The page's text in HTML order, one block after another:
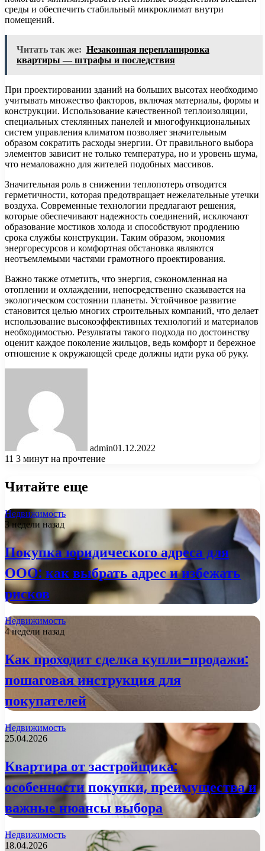
среды и обеспечить стабильный микроклимат внутри
помещений.
Читать так же: Незаконная перепланировка
квартиры — штрафы и последствия
При проектировании зданий на больших высотах необходимо
учитывать множество факторов, включая материалы, формы и
конструкции. Использование качественной теплоизоляции,
специальных стеклянных панелей и многофункциональных
систем управления климатом позволяет значительным
образом сократить расходы энергии. От правильного выбора
элементов зависит не только температура, но и уровень шума,
что немаловажно для жителей подобных массивов.
Значительная роль в снижении теплопотерь отводится
герметичности, которая предотвращает нежелательные утечки
воздуха. Современные технологии предлагают решения,
которые обеспечивают надежность соединений, исключают
образование мостиков холода и способствуют продлению
срока службы конструкции. Таким образом, экономия
энергоресурсов и комфортная обстановка являются
неотъемлемыми частями грамотного проектирования.
Важно также отметить, что энергия, сэкономленная на
отоплении и охлаждении, непосредственно сказывается на
экологическом состоянии планеты. Устойчивое развитие
становится целью многих строительных компаний, что делает
использование высокоэффективных технологий и материалов
необходимостью. Результаты такого подхода по достоинству
оценит каждое поколение жильцов, ведь комфорт и бережное
отношение к окружающей среде должны идти рука об руку.
admin01.12.2022
11 3 минут на прочтение
Читайте еще
Недвижимость
3 недели назад
Покупка юридического адреса для
ООО: как выбрать адрес и избежать
рисков
Недвижимость
4 недели назад
Как проходит сделка купли-продажи:
пошаговая инструкция для
покупателей
Недвижимость
25.04.2026
Квартира от застройщика:
особенности покупки, преимущества и
важные нюансы выбора
Недвижимость
18.04.2026